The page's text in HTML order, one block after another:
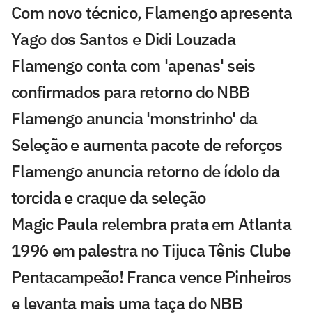
Com novo técnico, Flamengo apresenta
Yago dos Santos e Didi Louzada
Flamengo conta com 'apenas' seis
confirmados para retorno do NBB
Flamengo anuncia 'monstrinho' da
Seleção e aumenta pacote de reforços
Flamengo anuncia retorno de ídolo da
torcida e craque da seleção
Magic Paula relembra prata em Atlanta
1996 em palestra no Tijuca Tênis Clube
Pentacampeão! Franca vence Pinheiros
e levanta mais uma taça do NBB